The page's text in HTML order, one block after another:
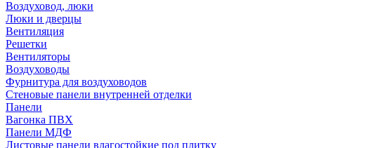
Воздуховод, люки
Люки и дверцы
Вентиляция
Решетки
Вентиляторы
Воздуховоды
Фурнитура для воздуховодов
Стеновые панели внутренней отделки
Панели
Вагонка ПВХ
Панели МДФ
Листовые панели влагостойкие под плитку